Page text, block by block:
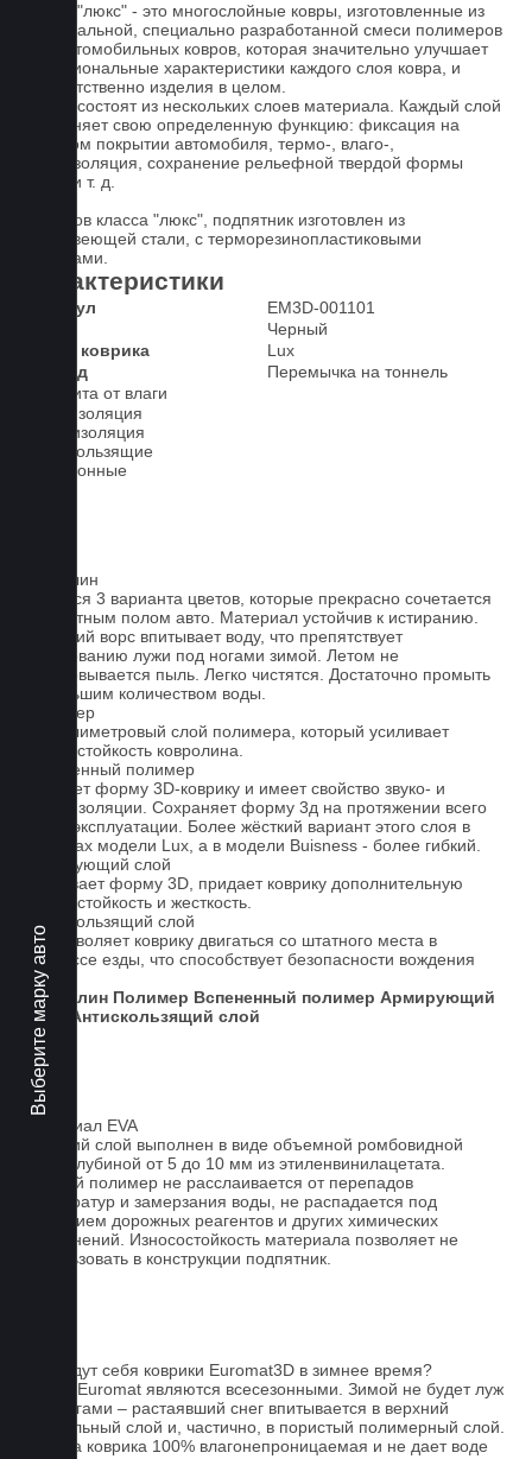
Выберите марку авто
Ковры "люкс" - это многослойные ковры, изготовленные из
оригинальной, специально разработанной смеси полимеров
для автомобильных ковров, которая значительно улучшает
функциональные характеристики каждого слоя ковра, и
соответственно изделия в целом.
Ковры состоят из нескольких слоев материала. Каждый слой
выполняет свою определенную функцию: фиксация на
штатном покрытии автомобиля, термо-, влаго-,
звукоизоляция, сохранение рельефной твердой формы
ковра и т. д.
У ковров класса "люкс", подпятник изготовлен из
нержавеющей стали, с терморезинопластиковыми
вставками.
Характеристики
Артикул
EM3D-001101
Черный
Класс коврика
Lux
2-й ряд
Перемычка на тоннель
Защита от влаги
Шумоизоляция
Теплоизоляция
Антискользящие
Всесезонные
Ковролин
Имеется 3 варианта цветов, которые прекрасно сочетается
со штатным полом авто. Материал устойчив к истиранию.
Короткий ворс впитывает воду, что препятствует
образованию лужи под ногами зимой. Летом не
образовывается пыль. Легко чистятся. Достаточно промыть
небольшим количеством воды.
Полимер
1-миллиметровый слой полимера, который усиливает
износостойкость ковролина.
Вспененный полимер
Придает форму 3D-коврику и имеет свойство звуко- и
теплоизоляции. Сохраняет форму 3д на протяжении всего
срока эксплуатации. Более жёсткий вариант этого слоя в
ковриках модели Lux, а в модели Buisness - более гибкий.
Армирующий слой
Усиливает форму 3D, придает коврику дополнительную
износостойкость и жесткость.
Антискользящий слой
Не позволяет коврику двигаться со штатного места в
процессе езды, что способствует безопасности вождения
авто.
Ковролин Полимер Вспененный полимер Армирующий
слой
Антискользящий слой
Материал EVA
Верхний слой выполнен в виде объемной ромбовидной
сетки глубиной от 5 до 10 мм из этиленвинилацетата.
Данный полимер не расслаивается от перепадов
температур и замерзания воды, не распадается под
действием дорожных реагентов и других химических
загрязнений. Износостойкость материала позволяет не
использовать в конструкции подпятник.
Как ведут себя коврики Euromat3D в зимнее время?
Ковры Euromat являются всесезонными. Зимой не будет луж
под ногами – растаявший снег впитывается в верхний
текстильный слой и, частично, в пористый полимерный слой.
Основа коврика 100% влагонепроницаемая и не дает воде